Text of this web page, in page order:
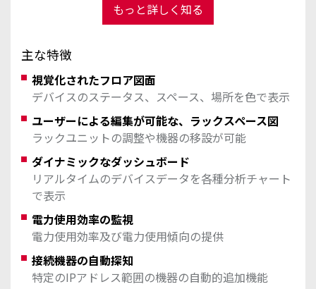
もっと詳しく知る
主な特徴
視覚化されたフロア図面
デバイスのステータス、スペース、場所を色で表示
ユーザーによる編集が可能な、ラックスペース図
ラックユニットの調整や機器の移設が可能
ダイナミックなダッシュボード
リアルタイムのデバイスデータを各種分析チャート
で表示
電力使用効率の監視
電力使用効率及び電力使用傾向の提供
接続機器の自動探知
特定のIPアドレス範囲の機器の自動的追加機能